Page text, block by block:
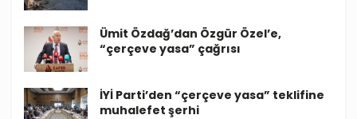
Ümit Özdağ’dan Özgür Özel’e,
“çerçeve yasa” çağrısı
İYİ Parti’den “çerçeve yasa” teklifine
muhalefet şerhi